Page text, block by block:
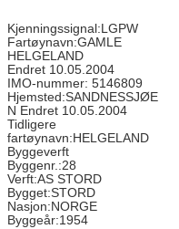
Kjenningssignal:LGPW
Fartøynavn:GAMLE
HELGELAND
Endret 10.05.2004
IMO-nummer: 5146809
Hjemsted:SANDNESSJØE
N Endret 10.05.2004
Tidligere
fartøynavn:HELGELAND
Byggeverft
Byggenr.:28
Verft:AS STORD
Bygget:STORD
Nasjon:NORGE
Byggeår:1954